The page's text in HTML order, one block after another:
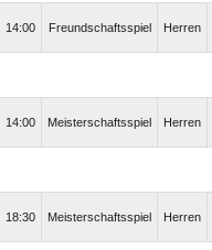
14:00 Freundschaftsspiel Herren
14:00 Meisterschaftsspiel Herren
18:30 Meisterschaftsspiel Herren